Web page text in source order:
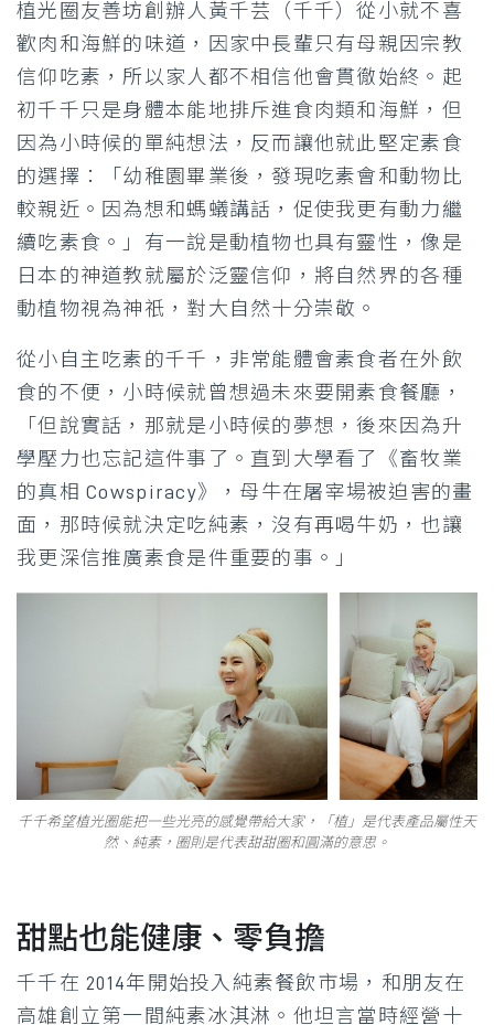
植光圈友善坊創辦人黃千芸（千千）從小就不喜
歡肉和海鮮的味道，因家中長輩只有母親因宗教
信仰吃素，所以家人都不相信他會貫徹始終。起
初千千只是身體本能地排斥進食肉類和海鮮，但
因為小時候的單純想法，反而讓他就此堅定素食
的選擇：「幼稚園畢業後，發現吃素會和動物比
較親近。因為想和螞蟻講話，促使我更有動力繼
續吃素食。」有一說是動植物也具有靈性，像是
日本的神道教就屬於泛靈信仰，將自然界的各種
動植物視為神祇，對大自然十分崇敬。
從小自主吃素的千千，非常能體會素食者在外飲
食的不便，小時候就曾想過未來要開素食餐廳，
「但說實話，那就是小時候的夢想，後來因為升
學壓力也忘記這件事了。直到大學看了《畜牧業
的真相 Cowspiracy》，母牛在屠宰場被迫害的畫
面，那時候就決定吃純素，沒有再喝牛奶，也讓
我更深信推廣素食是件重要的事。」
千千希望植光圈能把一些光亮的感覺帶給大家，「植」是代表產品屬性天
然、純素，圈則是代表甜甜圈和圓滿的意思。
甜點也能健康、零負擔
千千在 2014年開始投入純素餐飲市場，和朋友在
高雄創立第一間純素冰淇淋。他坦言當時經營十